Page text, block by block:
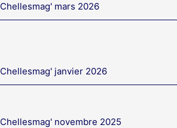
Chellesmag' mars 2026
Chellesmag' janvier 2026
Chellesmag' novembre 2025